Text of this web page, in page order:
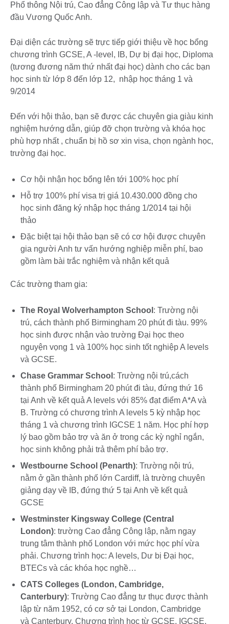
Phổ thông Nội trú, Cao đẳng Công lập và Tư thục hàng
đầu Vương Quốc Anh.
Đại diện các trường sẽ trực tiếp giới thiệu về học bổng
chương trình GCSE, A -level, IB, Dự bị đại học, Diploma
(tương đương năm thứ nhất đại học) dành cho các bạn
học sinh từ lớp 8 đến lớp 12, nhập học tháng 1 và
9/2014
Đến với hội thảo, bạn sẽ được các chuyên gia giàu kinh
nghiệm hướng dẫn, giúp đỡ chọn trường và khóa học
phù hợp nhất , chuẩn bị hồ sơ xin visa, chọn ngành học,
trường đại học.
Cơ hội nhận học bổng lên tới 100% học phí
Hỗ trợ 100% phí visa trị giá 10.430.000 đồng cho
học sinh đăng ký nhập học tháng 1/2014 tại hội
thảo
Đặc biệt tại hội thảo bạn sẽ có cơ hội được chuyên
gia người Anh tư vấn hướng nghiệp miễn phí, bao
gồm làm bài trắc nghiệm và nhận kết quả
Các trường tham gia:
The Royal Wolverhampton School : Trường nội
trú, cách thành phố Birmingham 20 phút đi tàu. 99%
học sinh được nhận vào trường Đại học theo
nguyện vọng 1 và 100% học sinh tốt nghiệp A levels
và GCSE.
Chase Grammar School : Trường nội trú,cách
thành phố Birmingham 20 phút đi tàu, đứng thứ 16
tại Anh về kết quả A levels với 85% đạt điểm A*A và
B. Trường có chương trình A levels 5 kỳ nhập học
tháng 1 và chương trình IGCSE 1 năm. Học phí hợp
lý bao gồm bảo trợ và ăn ở trong các kỳ nghỉ ngắn,
học sinh không phải trả thêm phí bảo trợ.
Westbourne School (Penarth): Trường nội trú,
nằm ở gần thành phố lớn Cardiff, là trường chuyên
giảng dạy về IB, đứng thứ 5 tại Anh về kết quả
GCSE
Westminster Kingsway College (Central
London): trường Cao đẳng Công lập, nằm ngay
trung tâm thành phố London với mức học phí vừa
phải. Chương trình học: A levels, Dư bị Đại học,
BTECs và các khóa học nghề…
CATS Colleges (London, Cambridge,
Canterbury): Trường Cao đẳng tư thục được thành
lập từ năm 1952, có cơ sở tại London, Cambridge
và Canterbury. Chương trình học từ GCSE, IGCSE,